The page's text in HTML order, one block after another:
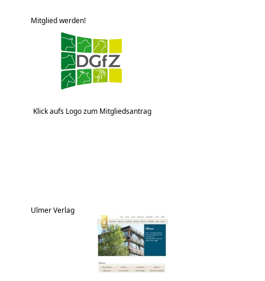
Mitglied werden!
Klick aufs Logo zum Mitgliedsantrag
Ulmer Verlag